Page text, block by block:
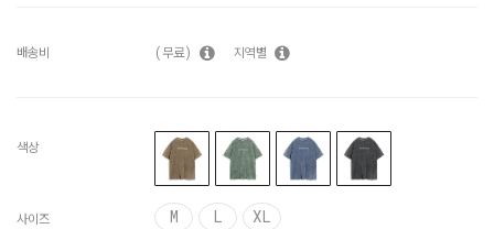
배송비 (무료) 지역별
색상
사이즈 M L XL